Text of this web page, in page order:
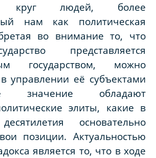
круг людей, более
нам как политическая
во внимание то, что
представляется
государством, можно
в управлении её субъектами
значение обладают
элиты, какие в
основательно
позиции. Актуальностью
является то, что в ходе